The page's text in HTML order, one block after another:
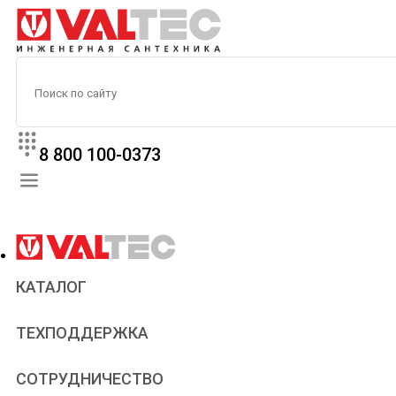
8 800 100-0373
КАТАЛОГ
ТЕХПОДДЕРЖКА
Паспорта и сертификаты
Статьи
СОТРУДНИЧЕСТВО
Сантехникам